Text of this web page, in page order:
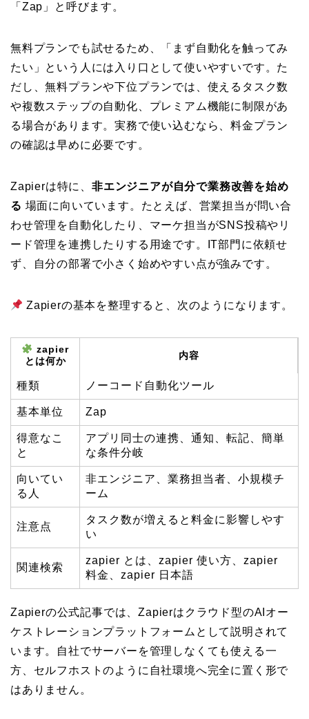
「Zap」と呼びます。
無料プランでも試せるため、「まず自動化を触ってみ
たい」という人には入り口として使いやすいです。た
だし、無料プランや下位プランでは、使えるタスク数
や複数ステップの自動化、プレミアム機能に制限があ
る場合があります。実務で使い込むなら、料金プラン
の確認は早めに必要です。
Zapierは特に、 非エンジニアが自分で業務改善を始め
る 場面に向いています。たとえば、営業担当が問い合
わせ管理を自動化したり、マーケ担当がSNS投稿やリ
ード管理を連携したりする用途です。IT部門に依頼せ
ず、自分の部署で小さく始めやすい点が強みです。
Zapierの基本を整理すると、次のようになります。
zapier
とは何か
内容
種類 ノーコード自動化ツール
基本単位 Zap
得意なこ
と
アプリ同士の連携、通知、転記、簡単
な条件分岐
向いてい
る人
非エンジニア、業務担当者、小規模チ
ーム
注意点
タスク数が増えると料金に影響しやす
い
関連検索
zapier とは、zapier 使い方、zapier
料金、zapier 日本語
Zapierの公式記事では、Zapierはクラウド型のAIオー
ケストレーションプラットフォームとして説明されて
います。自社でサーバーを管理しなくても使える一
方、セルフホストのように自社環境へ完全に置く形で
はありません。